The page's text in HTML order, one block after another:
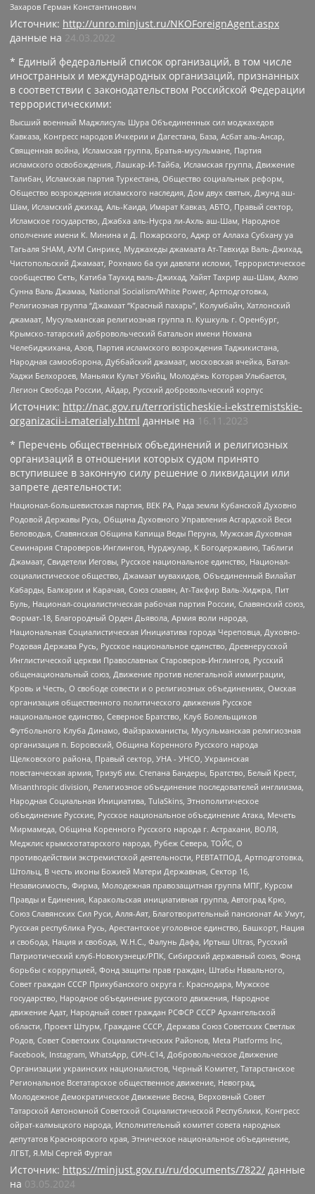
Захаров Герман Константинович
Источник: http://unro.minjust.ru/NKOForeignAgent.aspx
данные на 24.03.2022
* Единый федеральный список организаций, в том числе
иностранных и международных организаций, признанных
в соответствии с законодательством Российской Федерации
террористическими:
Высший военный Маджлисуль Шура Объединенных сил моджахедов
Кавказа, Конгресс народов Ичкерии и Дагестана, База, Асбат аль-Ансар,
Священная война, Исламская группа, Братья-мусульмане, Партия
исламского освобождения, Лашкар-И-Тайба, Исламская группа, Движение
Талибан, Исламская партия Туркестана, Общество социальных реформ,
Общество возрождения исламского наследия, Дом двух святых, Джунд аш-
Шам, Исламский джихад, Аль-Каида, Имарат Кавказ, АБТО, Правый сектор,
Исламское государство, Джабха аль-Нусра ли-Ахль аш-Шам, Народное
ополчение имени К. Минина и Д. Пожарского, Аджр от Аллаха Субхану уа
Тагьаля SHAM, АУМ Синрике, Муджахеды джамаата Ат-Тавхида Валь-Джихад,
Чистопольский Джамаат, Рохнамо ба суи давлати исломи, Террористическое
сообщество Сеть, Катиба Таухид валь-Джихад, Хайят Тахрир аш-Шам, Ахлю
Сунна Валь Джамаа, National Socialism/White Power, Артподготовка,
Религиозная группа “Джамаат “Красный пахарь”, Колумбайн, Хатлонский
джамаат, Мусульманская религиозная группа п. Кушкуль г. Оренбург,
Крымско-татарский добровольческий батальон имени Номана
Челебиджихана, Азов, Партия исламского возрождения Таджикистана,
Народная самооборона, Дуббайский джамаат, московская ячейка, Батал-
Хаджи Белхороев, Маньяки Культ Убийц, Молодёжь Которая Улыбается,
Легион Свобода России, Айдар, Русский добровольческий корпус
Источник: http://nac.gov.ru/terroristicheskie-i-ekstremistskie-
organizacii-i-materialy.html данные на 16.11.2023
* Перечень общественных объединений и религиозных
организаций в отношении которых судом принято
вступившее в законную силу решение о ликвидации или
запрете деятельности:
Национал-большевистская партия, ВЕК РА, Рада земли Кубанской Духовно
Родовой Державы Русь, Община Духовного Управления Асгардской Веси
Беловодья, Славянская Община Капища Веды Перуна, Мужская Духовная
Семинария Староверов-Инглингов, Нурджулар, К Богодержавию, Таблиги
Джамаат, Свидетели Иеговы, Русское национальное единство, Национал-
социалистическое общество, Джамаат мувахидов, Объединенный Вилайат
Кабарды, Балкарии и Карачая, Союз славян, Ат-Такфир Валь-Хиджра, Пит
Буль, Национал-социалистическая рабочая партия России, Славянский союз,
Формат-18, Благородный Орден Дьявола, Армия воли народа,
Национальная Социалистическая Инициатива города Череповца, Духовно-
Родовая Держава Русь, Русское национальное единство, Древнерусской
Инглистической церкви Православных Староверов-Инглингов, Русский
общенациональный союз, Движение против нелегальной иммиграции,
Кровь и Честь, О свободе совести и о религиозных объединениях, Омская
организация общественного политического движения Русское
национальное единство, Северное Братство, Клуб Болельщиков
Футбольного Клуба Динамо, Файзрахманисты, Мусульманская религиозная
организация п. Боровский, Община Коренного Русского народа
Щелковского района, Правый сектор, УНА - УНСО, Украинская
повстанческая армия, Тризуб им. Степана Бандеры, Братство, Белый Крест,
Misanthropic division, Религиозное объединение последователей инглиизма,
Народная Социальная Инициатива, TulaSkins, Этнополитическое
объединение Русские, Русское национальное объединение Атака, Мечеть
Мирмамеда, Община Коренного Русского народа г. Астрахани, ВОЛЯ,
Меджлис крымскотатарского народа, Рубеж Севера, ТОЙС, О
противодействии экстремистской деятельности, РЕВТАТПОД, Артподготовка,
Штольц, В честь иконы Божией Матери Державная, Сектор 16,
Независимость, Фирма, Молодежная правозащитная группа МПГ, Курсом
Правды и Единения, Каракольская инициативная группа, Автоград Крю,
Союз Славянских Сил Руси, Алля-Аят, Благотворительный пансионат Ак Умут,
Русская республика Русь, Арестантское уголовное единство, Башкорт, Нация
и свобода, Нация и свобода, W.H.С., Фалунь Дафа, Иртыш Ultras, Русский
Патриотический клуб-Новокузнецк/РПК, Сибирский державный союз, Фонд
борьбы с коррупцией, Фонд защиты прав граждан, Штабы Навального,
Совет граждан СССР Прикубанского округа г. Краснодара, Мужское
государство, Народное объединение русского движения, Народное
движение Адат, Народный совет граждан РСФСР СССР Архангельской
области, Проект Штурм, Граждане СССР, Держава Союз Советских Светлых
Родов, Совет Советских Социалистических Районов, Meta Platforms Inc,
Facebook, Instagram, WhatsApp, СИЧ-С14, Добровольческое Движение
Организации украинских националистов, Черный Комитет, Татарстанское
Региональное Всетатарское общественное движение, Невоград,
Молодежное Демократическое Движение Весна, Верховный Совет
Татарской Автономной Советской Социалистической Республики, Конгресс
ойрат-калмыцкого народа, Исполнительный комитет совета народных
депутатов Красноярского края, Этническое национальное объединение,
ЛГБТ, Я.МЫ Сергей Фургал
Источник: https://minjust.gov.ru/ru/documents/7822/ данные
на 03.05.2024